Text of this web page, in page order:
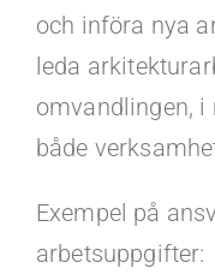
och införa nya
leda
omvandlingen, i
både
Exempel på
arbetsuppgifter: